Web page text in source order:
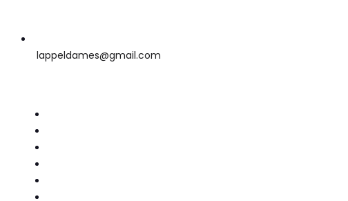
lappeldames@gmail.com